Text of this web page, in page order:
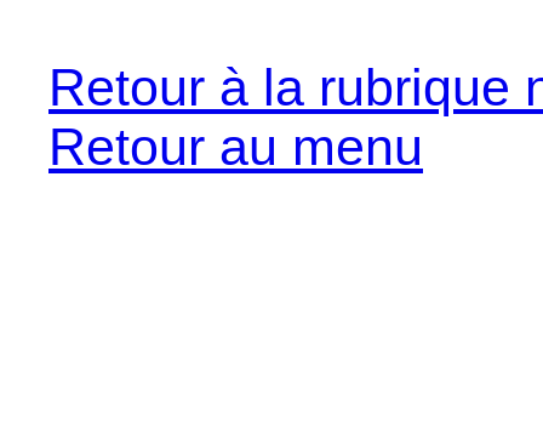
Retour à la rubrique
Retour au menu